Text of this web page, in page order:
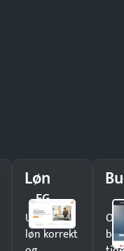
Løn
EG
Udbetal
løn korrekt